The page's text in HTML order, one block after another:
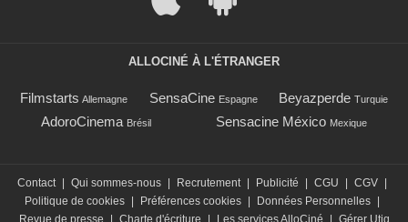
ALLOCINÉ À L'ÉTRANGER
Filmstarts Allemagne SensaCine Espagne Beyazperde Turquie
AdoroCinema Brésil Sensacine México Mexique
Contact Qui sommes-nous Recrutement Publicité CGU CGV
Politique de cookies
Préférences cookies Données Personnelles